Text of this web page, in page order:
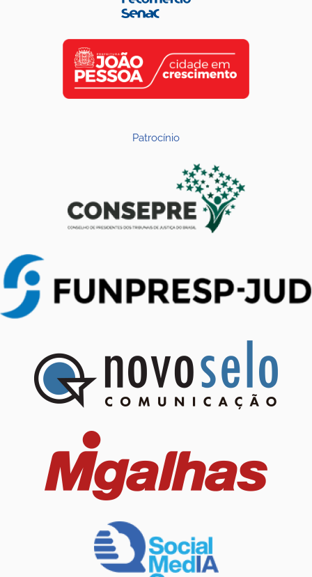
Patrocínio